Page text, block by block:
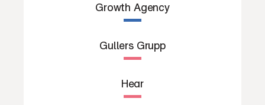
Growth Agency
Gullers Grupp
Hear